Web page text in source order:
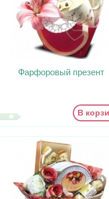
Фарфоровый презент
В